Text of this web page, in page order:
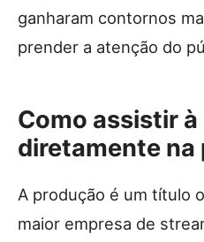
ganharam contornos
prender a atenção do
Como assistir à
diretamente na
A produção é um título
maior empresa de